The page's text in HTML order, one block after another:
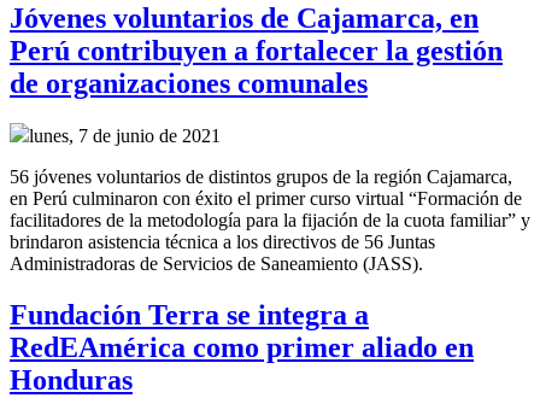
Jóvenes voluntarios de Cajamarca, en
Perú contribuyen a fortalecer la gestión
de organizaciones comunales
lunes, 7 de junio de 2021
56 jóvenes voluntarios de distintos grupos de la región Cajamarca,
en Perú culminaron con éxito el primer curso virtual “Formación de
facilitadores de la metodología para la fijación de la cuota familiar” y
brindaron asistencia técnica a los directivos de 56 Juntas
Administradoras de Servicios de Saneamiento (JASS).
Fundación Terra se integra a
RedEAmérica como primer aliado en
Honduras